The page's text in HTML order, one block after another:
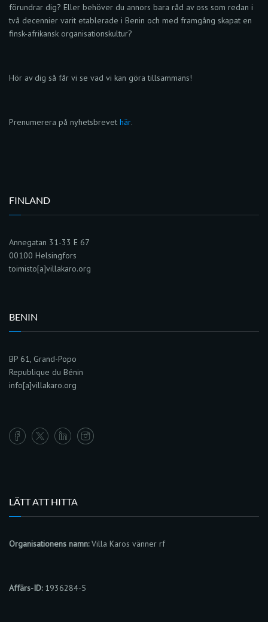
förundrar dig? Eller behöver du annors bara råd av oss som redan i
två decennier varit etablerade i Benin och med framgång skapat en
finsk-afrikansk organisationskultur?
Hör av dig så får vi se vad vi kan göra tillsammans!
Prenumerera på nyhetsbrevet här.
FINLAND
Annegatan 31-33 E 67
00100 Helsingfors
toimisto[a]villakaro.org
BENIN
BP 61, Grand-Popo
Republique du Bénin
info[a]villakaro.org
LÄTT ATT HITTA
Organisationens namn:Villa Karos vänner rf
Affärs-ID:1936284-5